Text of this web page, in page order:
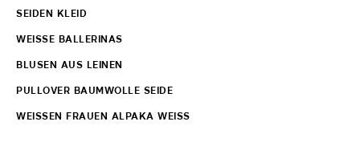
SEIDEN KLEID
WEISSE BALLERINAS
BLUSEN AUS LEINEN
PULLOVER BAUMWOLLE SEIDE
WEISSEN FRAUEN ALPAKA WEISS